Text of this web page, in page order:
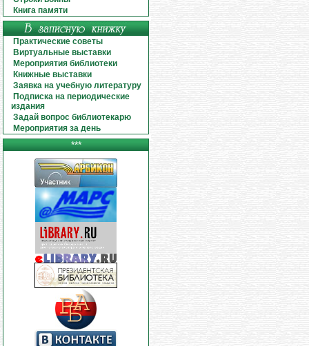
Книга памяти
Практические советы
Виртуальные выставки
Мероприятия библиотеки
Книжные выставки
Заявка на учебную литературу
Подписка на периодические
издания
Задай вопрос библиотекарю
Мероприятия за день
***